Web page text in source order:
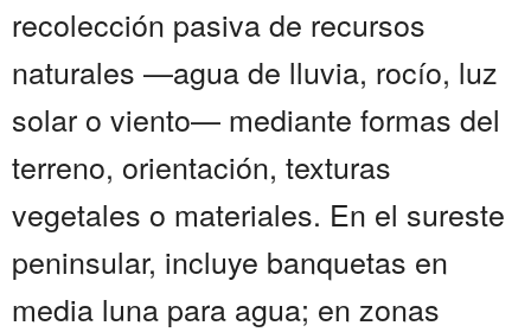
recolección pasiva de recursos
naturales —agua de lluvia, rocío, luz
solar o viento— mediante formas del
terreno, orientación, texturas
vegetales o materiales. En el sureste
peninsular, incluye banquetas en
media luna para agua; en zonas